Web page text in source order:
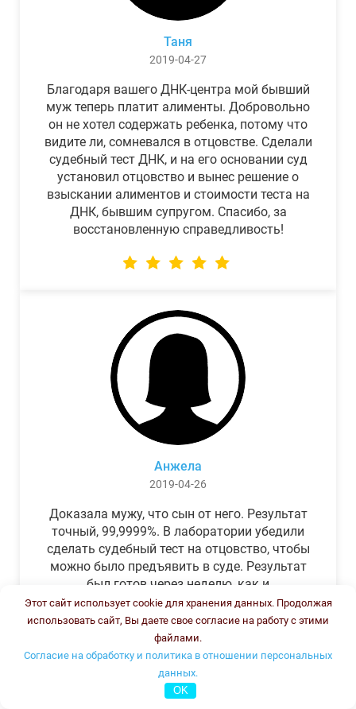
Таня
2019-04-27
Благодаря вашего ДНК-центра мой бывший
муж теперь платит алименты. Добровольно
он не хотел содержать ребенка, потому что
видите ли, сомневался в отцовстве. Сделали
судебный тест ДНК, и на его основании суд
установил отцовство и вынес решение о
взыскании алиментов и стоимости теста на
ДНК, бывшим супругом. Спасибо, за
восстановленную справедливость!
Анжела
2019-04-26
Доказала мужу, что сын от него. Результат
точный, 99,9999%. В лаборатории убедили
сделать судебный тест на отцовство, чтобы
можно было предъявить в суде. Результат
был готов через неделю, как и
обещали.Теперь муж бегает и извиняется.
Этот сайт использует cookie для хранения данных. Продолжая
использовать сайт, Вы даете свое согласие на работу с этими
файлами.
Согласие на обработку и политика в отношении персональных
данных.
OK